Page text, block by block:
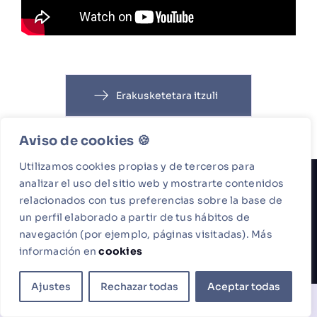
Aviso de cookies 🍪​
Utilizamos cookies propias y de terceros para
analizar el uso del sitio web y mostrarte contenidos
relacionados con tus preferencias sobre la base de
un perfil elaborado a partir de tus hábitos de
navegación (por ejemplo, páginas visitadas). Más
información encookies
Ajustes Rechazar todas Aceptar todas
Erakusketetara itzuli
Antonio Mateo © 2026 ·Lege Oharra|Cookies | Web
diseinua: